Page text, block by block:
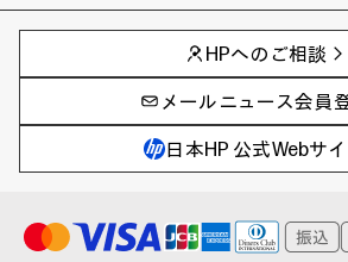
AIの進化と活用事例
製品トレンド & レビュー
サイバーセキュリティ
教育とテクノロジー
ハイブリッドワーク
プリンター
事例
イベン
AI PC
AIワー
Poly
WXP（
タグ一覧
HPへのご相談
メールニュース会員
日本HP 公式Webサ